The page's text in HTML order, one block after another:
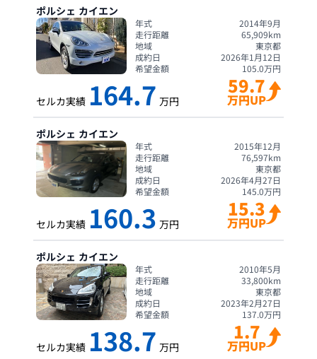
ポルシェ カイエン
年式
2014年9月
走行距離
65,909km
地域
東京都
成約日
2026年1月12日
希望金額
105.0万円
セルカ実績 164.7 万円
59.7
万円UP
ポルシェ カイエン
年式
2015年12月
走行距離
76,597km
地域
東京都
成約日
2026年4月27日
希望金額
145.0万円
セルカ実績 160.3 万円
15.3
万円UP
ポルシェ カイエン
年式
2010年5月
走行距離
33,800km
地域
東京都
成約日
2023年2月27日
希望金額
137.0万円
セルカ実績 138.7 万円
1.7
万円UP